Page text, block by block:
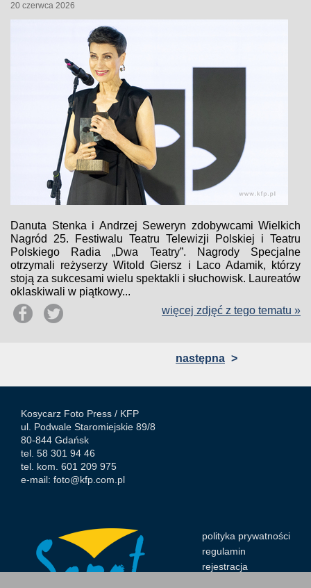
20 czerwca 2026
Danuta Stenka i Andrzej Seweryn zdobywcami Wielkich
Nagród 25. Festiwalu Teatru Telewizji Polskiej i Teatru
Polskiego Radia „Dwa Teatry”. Nagrody Specjalne
otrzymali reżyserzy Witold Giersz i Laco Adamik, którzy
stoją za sukcesami wielu spektakli i słuchowisk. Laureatów
oklaskiwali w piątkowy...
więcej zdjęć z tego tematu »
następna >
Kosycarz Foto Press / KFP
ul. Podwale Staromiejskie 89/8
80-844 Gdańsk
tel. 58 301 94 46
tel. kom. 601 209 975
e-mail: foto@kfp.com.pl
polityka prywatności
regulamin
rejestracja